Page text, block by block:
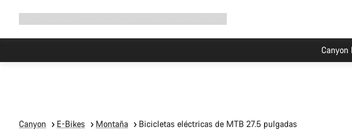
Canyon E-Bikes Montaña Bicicletas eléctricas de MTB 27.5 pulgadas